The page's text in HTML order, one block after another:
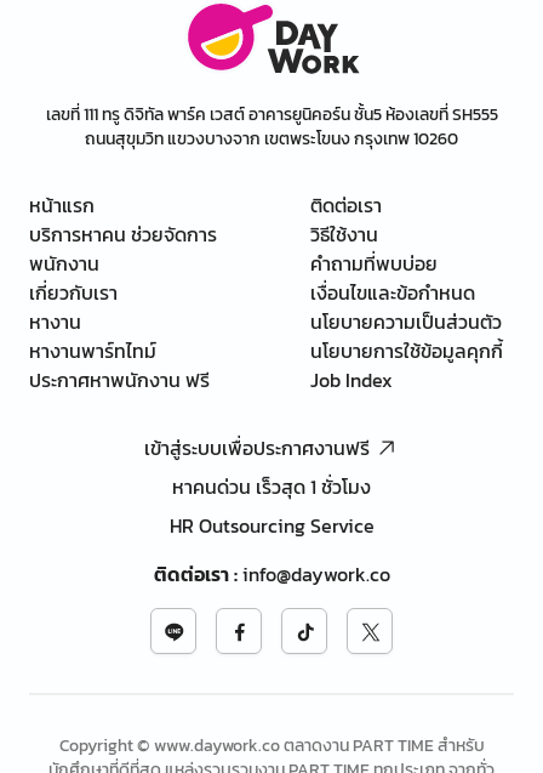
เลขที่ 111 ทรู ดิจิทัล พาร์ค เวสต์ อาคารยูนิคอร์น ชั้น5 ห้องเลขที่ SH555
ถนนสุขุมวิท แขวงบางจาก เขตพระโขนง กรุงเทพ 10260
หน้าแรก
บริการหาคน ช่วยจัดการ
พนักงาน
เกี่ยวกับเรา
หางาน
หางานพาร์ทไทม์
ประกาศหาพนักงาน ฟรี
ติดต่อเรา
วิธีใช้งาน
คำถามที่พบบ่อย
เงื่อนไขและข้อกำหนด
นโยบายความเป็นส่วนตัว
นโยบายการใช้ข้อมูลคุกกี้
Job Index
เข้าสู่ระบบเพื่อประกาศงานฟรี
หาคนด่วน เร็วสุด 1 ชั่วโมง
HR Outsourcing Service
ติดต่อเรา:info@daywork.co
Copyright © www.daywork.co ตลาดงาน PART TIME สำหรับ